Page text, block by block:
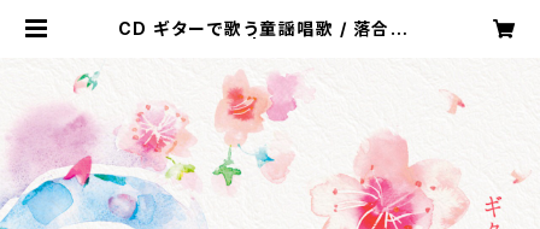
CD ギターで歌う童謡唱歌 / 落合さと